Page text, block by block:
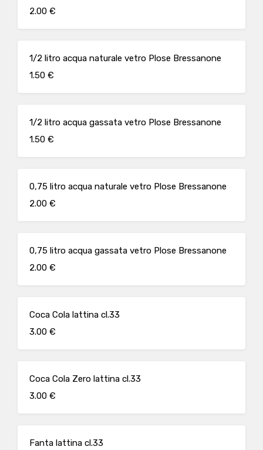
2.00 €
1/2 litro acqua naturale vetro Plose Bressanone
1.50 €
1/2 litro acqua gassata vetro Plose Bressanone
1.50 €
0,75 litro acqua naturale vetro Plose Bressanone
2.00 €
0,75 litro acqua gassata vetro Plose Bressanone
2.00 €
Coca Cola lattina cl.33
3.00 €
Coca Cola Zero lattina cl.33
3.00 €
Fanta lattina cl.33